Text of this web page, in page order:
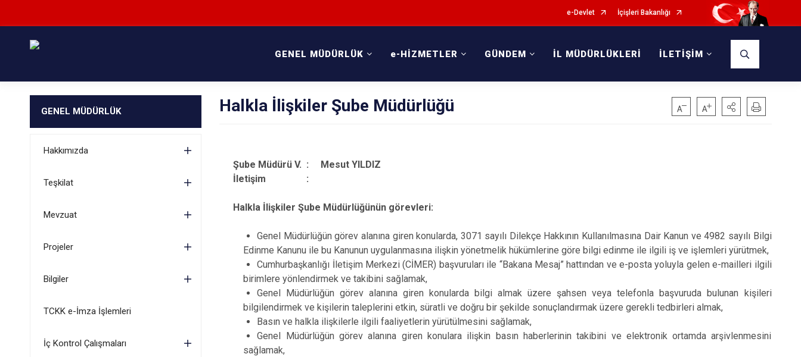
e-Devlet İçişleri Bakanlığı
GENEL MÜDÜRLÜK e-HİZMETLER GÜNDEM İL MÜDÜRLÜKLERİ İLETİŞİM
GENEL MÜDÜRLÜK
Hakkımızda
Teşkilat
Mevzuat
Projeler
Bilgiler
TCKK e-İmza İşlemleri
İç Kontrol Çalışmaları
Halkla İlişkiler Şube Müdürlüğü
Şube Müdürü V. : Mesut YILDIZ
İletişim :
Halkla İlişkiler Şube Müdürlüğünün görevleri:
Genel Müdürlüğün görev alanına giren konularda, 3071 sayılı Dilekçe Hakkının Kullanılmasına Dair Kanun ve 4982 sayılı Bilgi
Edinme Kanunu ile bu Kanunun uygulanmasına ilişkin yönetmelik hükümlerine göre bilgi edinme ile ilgili iş ve işlemleri yürütmek,
Cumhurbaşkanlığı İletişim Merkezi (CİMER) başvuruları ile “Bakana Mesaj” hattından ve e-posta yoluyla gelen e-mailleri ilgili
birimlere yönlendirmek ve takibini sağlamak,
Genel Müdürlüğün görev alanına giren konularda bilgi almak üzere şahsen veya telefonla başvuruda bulunan kişileri
bilgilendirmek ve kişilerin taleplerini etkin, süratli ve doğru bir şekilde sonuçlandırmak üzere gerekli tedbirleri almak,
Basın ve halkla ilişkilerle ilgili faaliyetlerin yürütülmesini sağlamak,
Genel Müdürlüğün görev alanına giren konulara ilişkin basın haberlerinin takibini ve elektronik ortamda arşivlenmesini
sağlamak,